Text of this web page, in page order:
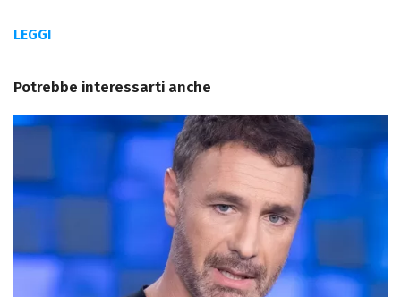
LEGGI
Potrebbe interessarti anche